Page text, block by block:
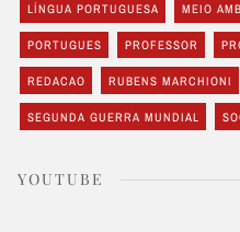
LÍNGUA PORTUGUESA MEIO
PORTUGUES PROFESSOR
REDACAO RUBENS MARCHIONI
SEGUNDA GUERRA MUNDIAL
YOUTUBE